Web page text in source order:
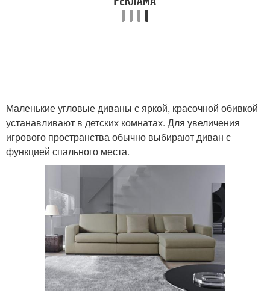
Маленькие угловые диваны с яркой, красочной обивкой
устанавливают в детских комнатах. Для увеличения
игрового пространства обычно выбирают диван с
функцией спального места.